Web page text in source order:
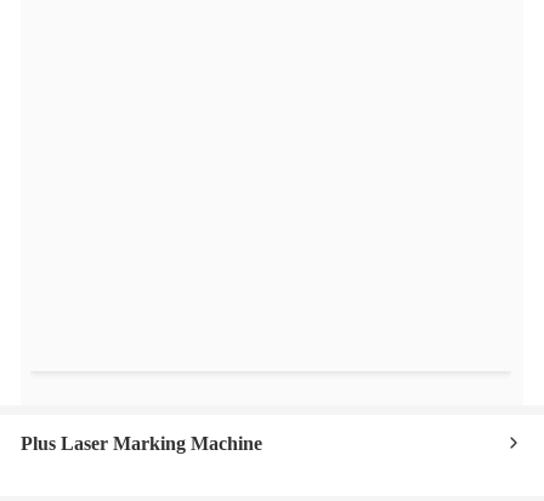
Plus Laser Marking Machine